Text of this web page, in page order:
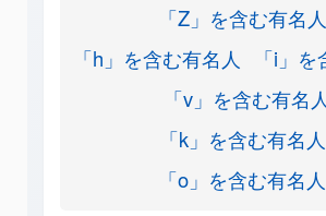
「Z」を含む有名人
「h」を含む有名人
「i」
「v」を含む有名人
「k」を含む有名人
「o」を含む有名人